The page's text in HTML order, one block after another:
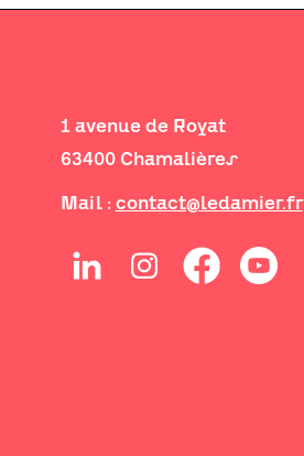
1 avenue de Royat
63400 Chamalières
Mail : contact@ledamier.fr